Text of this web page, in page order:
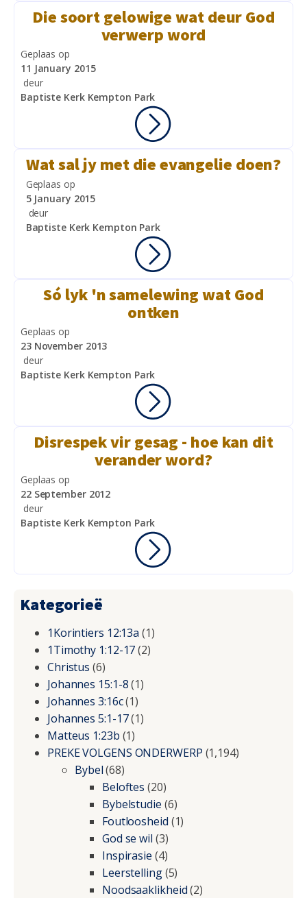
Die soort gelowige wat deur God
verwerp word
Geplaas op
11 January 2015
deur
Baptiste Kerk Kempton Park
Wat sal jy met die evangelie doen?
Geplaas op
5 January 2015
deur
Baptiste Kerk Kempton Park
Só lyk 'n samelewing wat God
ontken
Geplaas op
23 November 2013
deur
Baptiste Kerk Kempton Park
Disrespek vir gesag - hoe kan dit
verander word?
Geplaas op
22 September 2012
deur
Baptiste Kerk Kempton Park
Kategorieë
1Korintiers 12:13a (1)
1Timothy 1:12-17(2)
Christus (6)
Johannes 15:1-8(1)
Johannes 3:16c(1)
Johannes 5:1-17(1)
Matteus 1:23b (1)
PREKE VOLGENS ONDERWERP (1,194)
Bybel(68)
Beloftes (20)
Bybelstudie (6)
Foutloosheid (1)
God se wil (3)
Inspirasie (4)
Leerstelling(5)
Noodsaaklikheid(2)